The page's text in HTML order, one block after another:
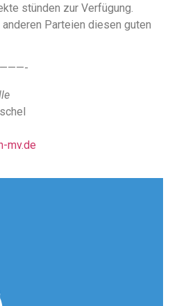
stünden zur Verfügung.
Parteien diesen guten
mv.de